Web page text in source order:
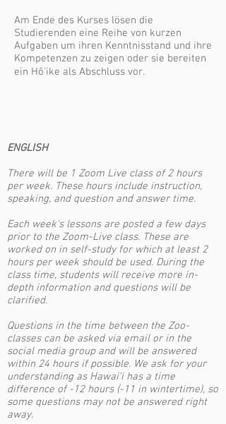
Am Ende des Kurses lösen die
Studierenden eine Reihe von kurzen
Aufgaben um ihren Kenntnisstand und ihre
Kompetenzen zu zeigen oder sie bereiten
ein Hō'ike als Abschluss vor.
ENGLISH
There will be 1 Zoom Live class of 2 hours
per week. These hours include instruction,
speaking, and question and answer time.
Each week's lessons are posted a few days
prior to the Zoom-Live class. These are
worked on in self-study for which at least 2
hours per week should be used. During the
class time, students will receive more in-
depth information and questions will be
clarified.
Questions in the time between the Zoo-
classes can be asked via email or in the
social media group and will be answered
within 24 hours if possible. We ask for your
understanding as Hawai'i has a time
difference of -12 hours (-11 in wintertime), so
some questions may not be answered right
away.